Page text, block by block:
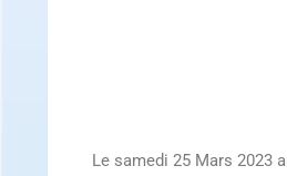
Le samedi 25 Mars 2023